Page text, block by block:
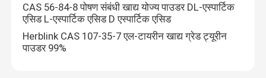
CAS 56-84-8 पोषण संबंधी खाद्य योज्य पाउडर DL-एस्पार्टिक
एसिड L-एस्पार्टिक एसिड D एस्पार्टिक एसिड
Herblink CAS 107-35-7 एल-टायरीन खाद्य ग्रेड ट्यूरीन
पाउडर 99%